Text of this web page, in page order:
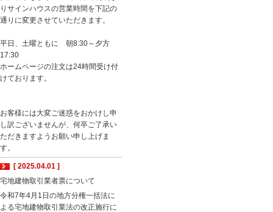
りサインハウスの営業時間を下記の
通りに変更させていただきます。
平日、土曜ともに 朝8:30～夕方
17:30
ホームページの注文は24時間受け付
けております。
お客様には大変ご迷惑をおかけし申
し訳ございませんが、何卒ご了承い
ただきますようお願い申し上げま
す。
[ 2025.04.01 ]
宅地建物取引業者票について
令和7年4月1日の地方分権一括法に
よる宅地建物取引業法の改正施行に